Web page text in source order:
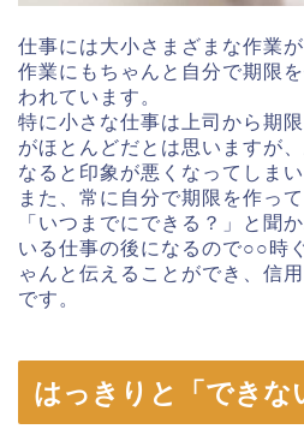
仕事には大小さまざまな作業
作業にもちゃんと自分で期限
われています。
特に小さな仕事は上司から期
がほとんどだとは思いますが
なると印象が悪くなってしまい
また、常に自分で期限を作っ
「いつまでにできる？」と聞
いる仕事の後になるので○○時
ゃんと伝えることができ、信
です。
はっきりと「できな